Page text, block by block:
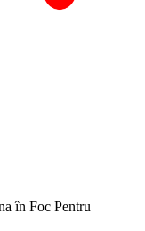
în Foc Pentru